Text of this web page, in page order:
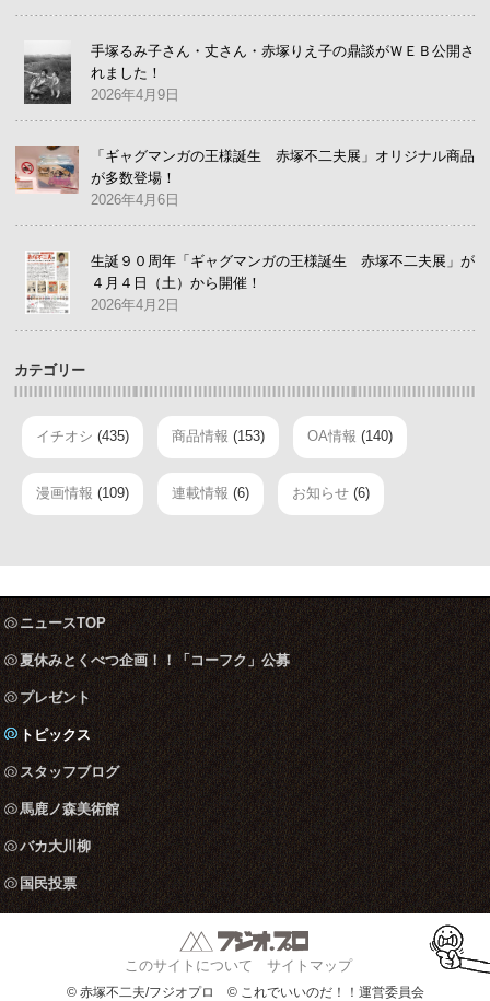
手塚るみ子さん・丈さん・赤塚りえ子の鼎談がＷＥＢ公開さ
れました！
2026年4月9日
「ギャグマンガの王様誕生 赤塚不二夫展」オリジナル商品
が多数登場！
2026年4月6日
生誕９０周年「ギャグマンガの王様誕生 赤塚不二夫展」が
４月４日（土）から開催！
2026年4月2日
カテゴリー
イチオシ (435) 商品情報 (153) OA情報 (140)
漫画情報 (109) 連載情報 (6) お知らせ (6)
ニュースTOP
夏休みとくべつ企画！！「コーフク」公募
プレゼント
トピックス
スタッフブログ
馬鹿ノ森美術館
バカ大川柳
国民投票
このサイトについて サイトマップ
© 赤塚不二夫/フジオプロ © これでいいのだ！！運営委員会